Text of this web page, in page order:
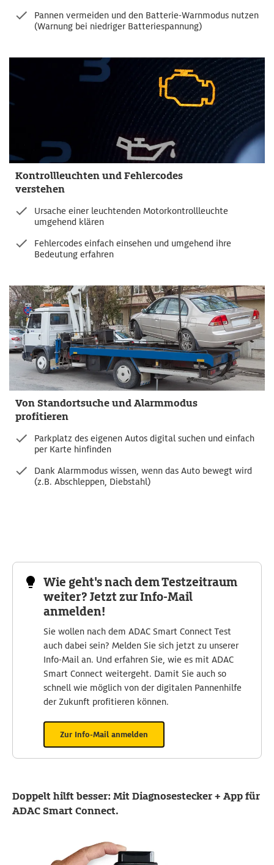
Pannen vermeiden und den Batterie-Warnmodus nutzen
(Warnung bei niedriger Batteriespannung)
Kontrollleuchten und Fehlercodes
verstehen
Ursache einer leuchtenden Motorkontrollleuchte
umgehend klären
Fehlercodes einfach einsehen und umgehend ihre
Bedeutung erfahren
Von Standortsuche und Alarmmodus
profitieren
Parkplatz des eigenen Autos digital suchen und einfach
per Karte hinfinden
Dank Alarmmodus wissen, wenn das Auto bewegt wird
(z.B. Abschleppen, Diebstahl)
Wie geht's nach dem Testzeitraum
weiter? Jetzt zur Info-Mail
anmelden!
Sie wollen nach dem ADAC Smart Connect Test
auch dabei sein? Melden Sie sich jetzt zu unserer
Info-Mail an. Und erfahren Sie, wie es mit ADAC
Smart Connect weitergeht. Damit Sie auch so
schnell wie möglich von der digitalen Pannenhilfe
der Zukunft profitieren können.
Zur Info-Mail anmelden
Doppelt hilft besser: Mit Diagnosestecker + App für
ADAC Smart Connect.